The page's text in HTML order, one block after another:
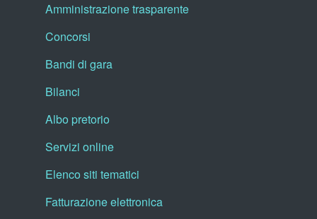
Amministrazione trasparente
Concorsi
Bandi di gara
Bilanci
Albo pretorio
Servizi online
Elenco siti tematici
Fatturazione elettronica